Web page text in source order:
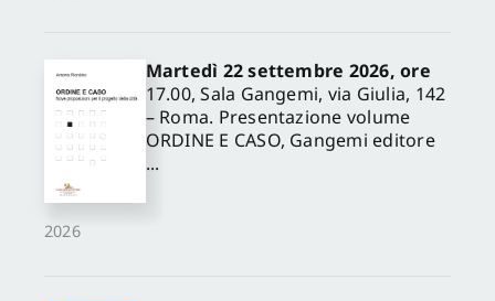
2026
Martedì 22 settembre 2026, ore
17.00, Sala Gangemi, via Giulia, 142
– Roma. Presentazione volume
ORDINE E CASO, Gangemi editore
...